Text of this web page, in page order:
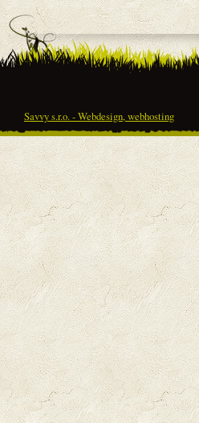
Savvy s.r.o. - Webdesign, webhosting